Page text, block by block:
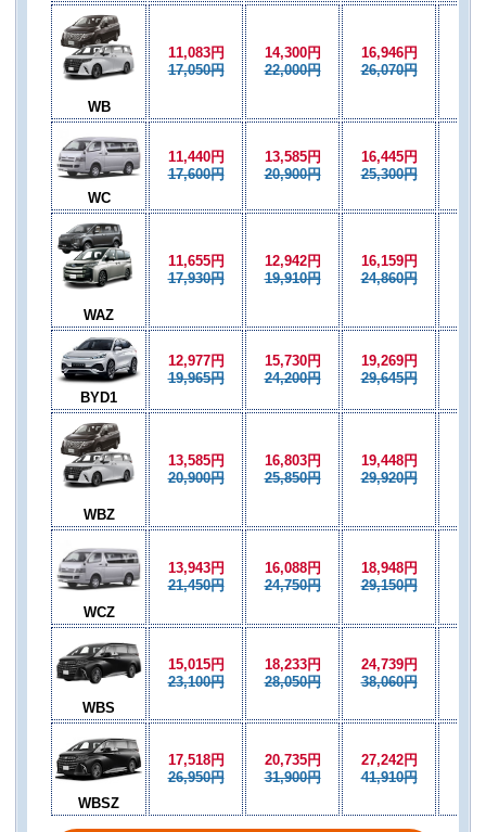
WB
11,083円
17,050円
14,300円
22,000円
16,946円
26,070円
WC
11,440円
17,600円
13,585円
20,900円
16,445円
25,300円
WAZ
11,655円
17,930円
12,942円
19,910円
16,159円
24,860円
BYD1
12,977円
19,965円
15,730円
24,200円
19,269円
29,645円
WBZ
13,585円
20,900円
16,803円
25,850円
19,448円
29,920円
WCZ
13,943円
21,450円
16,088円
24,750円
18,948円
29,150円
WBS
15,015円
23,100円
18,233円
28,050円
24,739円
38,060円
WBSZ
17,518円
26,950円
20,735円
31,900円
27,242円
41,910円